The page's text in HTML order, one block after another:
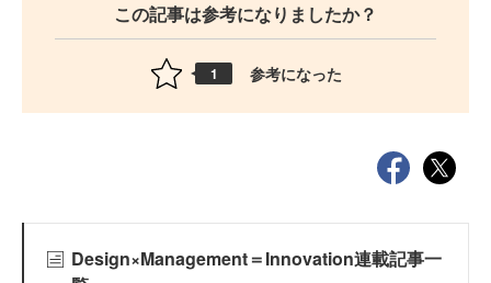
この記事は参考になりましたか？
1 参考になった
Design×Management＝Innovation連載記事一